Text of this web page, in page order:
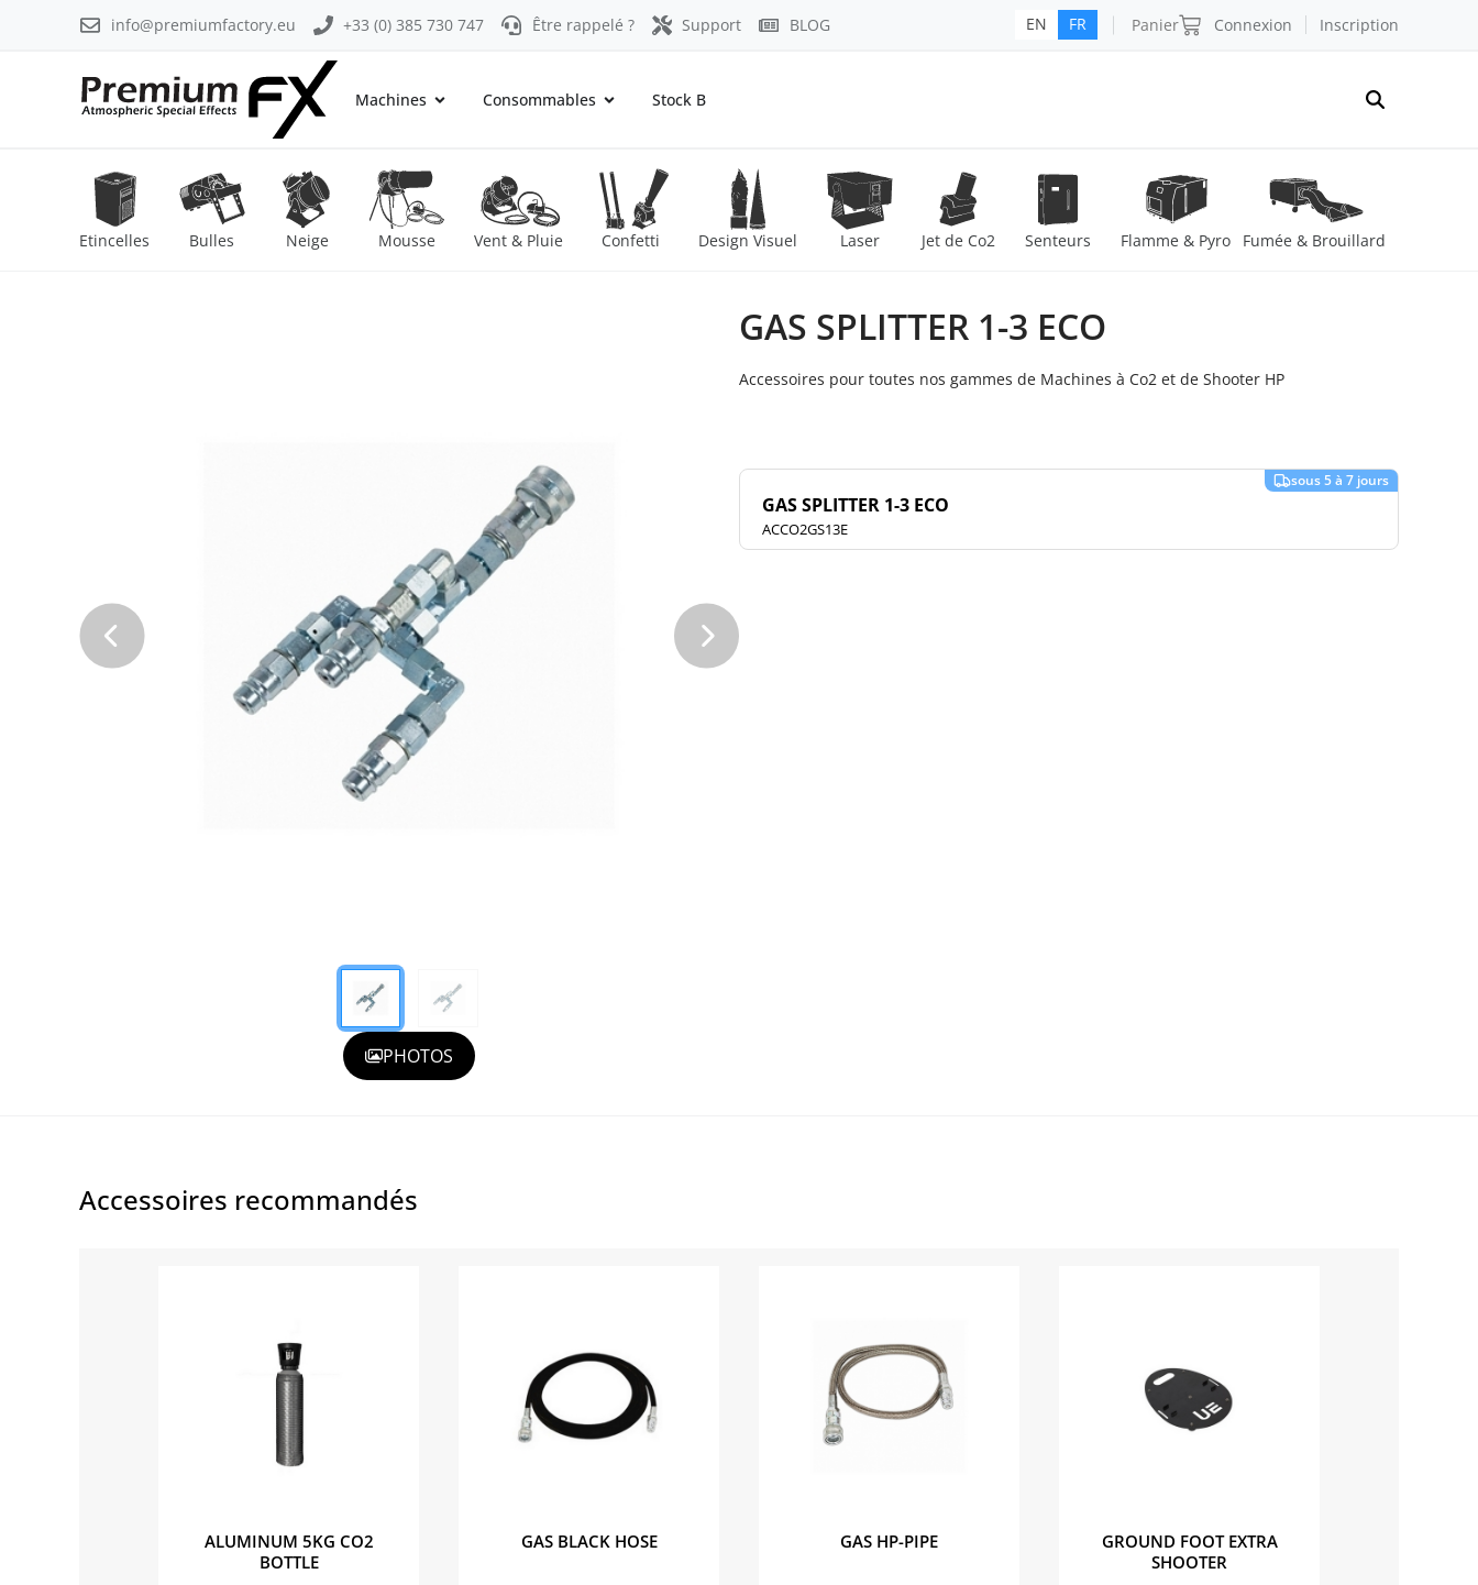
info@premiumfactory.eu +33 (0) 385 730 747 Être rappelé ? Support BLOG EN FR Panier Connexion Inscription
Machines Consommables Stock B
Etincelles Bulles Neige Mousse Vent & Pluie Confetti Design Visuel Laser Jet de Co2 Senteurs Flamme & Pyro Fumée & Brouillard
PHOTOS
GAS SPLITTER 1-3 ECO
Accessoires pour toutes nos gammes de Machines à Co2 et de Shooter HP
GAS SPLITTER 1-3 ECO
ACCO2GS13E
Accessoires recommandés
ALUMINUM 5KG CO2
BOTTLE
GAS BLACK HOSE GAS HP-PIPE
GROUND FOOT EXTRA
SHOOTER